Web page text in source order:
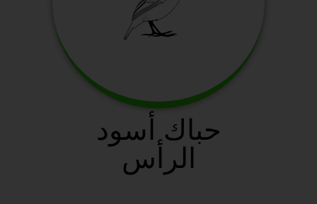
حباك أسود
الرأس
سافانا